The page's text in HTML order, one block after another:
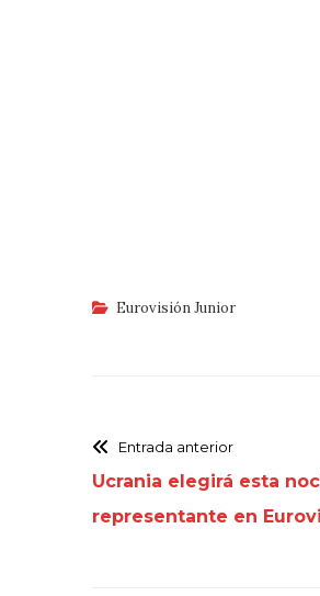
Eurovisión Junior
Entrada anterior
Ucrania elegirá esta
representante en